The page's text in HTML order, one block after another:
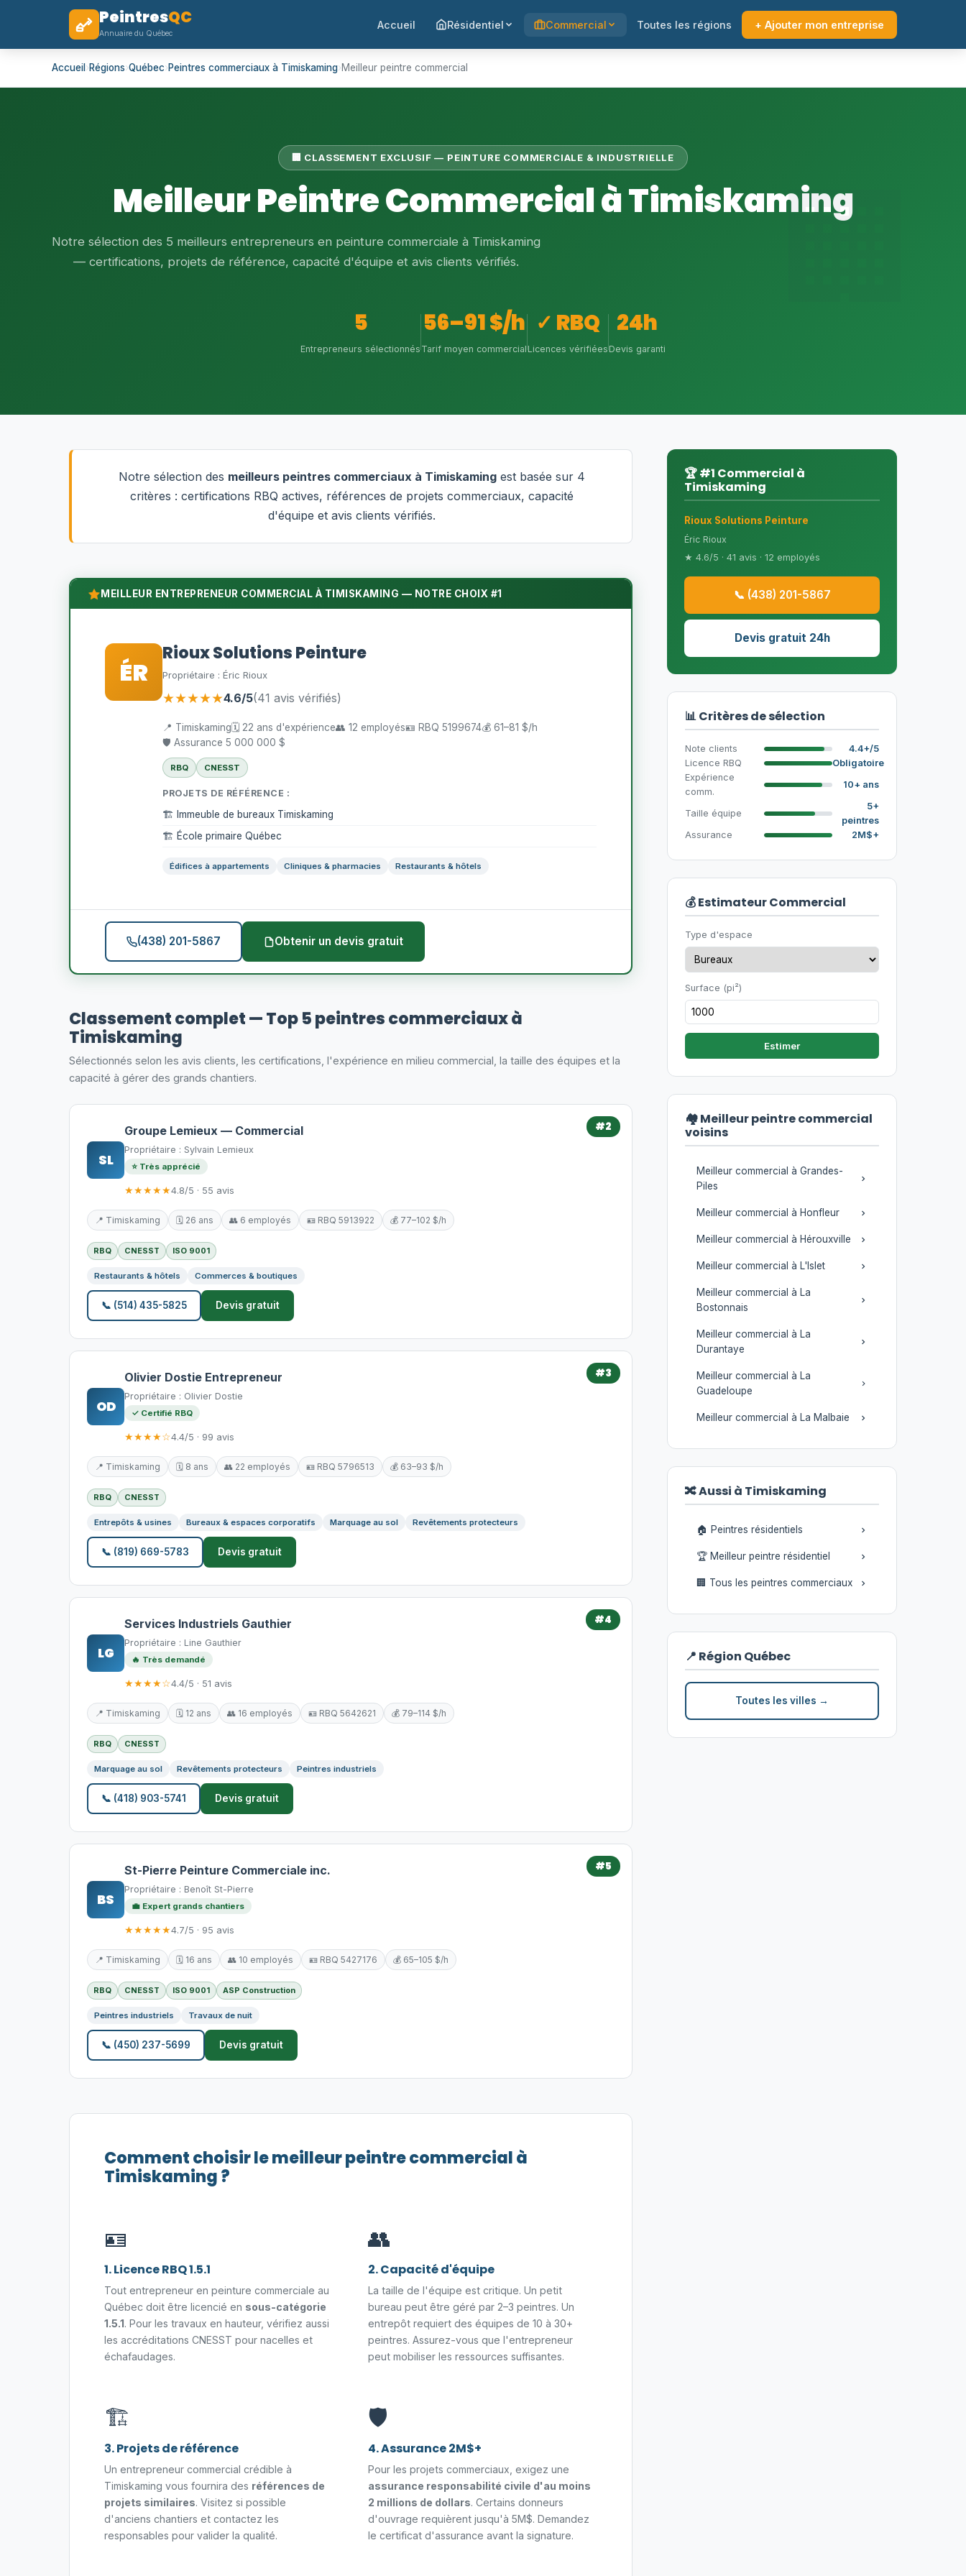
PeintresQC
Annuaire du Québec
Accueil Résidentiel Commercial Toutes les régions + Ajouter mon entreprise
Accueil ›Régions›Québec›Peintres commerciaux à Timiskaming›Meilleur peintre commercial
🏢 CLASSEMENT EXCLUSIF — PEINTURE COMMERCIALE & INDUSTRIELLE
Meilleur Peintre Commercial à Timiskaming
Notre sélection des 5 meilleurs entrepreneurs en peinture commerciale à Timiskaming
— certifications, projets de référence, capacité d'équipe et avis clients vérifiés.
5
Entrepreneurs sélectionnés
56–91 $/h
Tarif moyen commercial
✓ RBQ
Licences vérifiées
24h
Devis garanti
Notre sélection des meilleurs peintres commerciaux à Timiskaming est basée sur 4
critères : certifications RBQ actives, références de projets commerciaux, capacité
d'équipe et avis clients vérifiés.
MEILLEUR ENTREPRENEUR COMMERCIAL À TIMISKAMING — NOTRE CHOIX #1
ÉR
Rioux Solutions Peinture
Propriétaire : Éric Rioux
★★★★★4.6/5(41 avis vérifiés)
📍 Timiskaming🗓️ 22 ans d'expérience👥 12 employés🪪 RBQ 5199674💰 61–81 $/h
🛡️ Assurance 5 000 000 $
RBQ CNESST
PROJETS DE RÉFÉRENCE :
🏗️ Immeuble de bureaux Timiskaming
🏗️ École primaire Québec
Édifices à appartements Cliniques & pharmacies Restaurants & hôtels
(438) 201-5867 Obtenir un devis gratuit
Classement complet — Top 5 peintres commerciaux à
Timiskaming
Sélectionnés selon les avis clients, les certifications, l'expérience en milieu commercial, la taille des équipes et la
capacité à gérer des grands chantiers.
#2
SL
Groupe Lemieux — Commercial
Propriétaire : Sylvain Lemieux
⭐ Très apprécié
★★★★★4.8/5 · 55 avis
📍 Timiskaming 🗓️ 26 ans 👥 6 employés 🪪 RBQ 5913922 💰 77–102 $/h
RBQ CNESST ISO 9001
Restaurants & hôtels Commerces & boutiques
📞 (514) 435-5825 Devis gratuit
#3
OD
Olivier Dostie Entrepreneur
Propriétaire : Olivier Dostie
✓ Certifié RBQ
★★★★☆4.4/5 · 99 avis
📍 Timiskaming 🗓️ 8 ans 👥 22 employés 🪪 RBQ 5796513 💰 63–93 $/h
RBQ CNESST
Entrepôts & usines Bureaux & espaces corporatifs Marquage au sol Revêtements protecteurs
📞 (819) 669-5783 Devis gratuit
#4
LG
Services Industriels Gauthier
Propriétaire : Line Gauthier
🔥 Très demandé
★★★★☆4.4/5 · 51 avis
📍 Timiskaming 🗓️ 12 ans 👥 16 employés 🪪 RBQ 5642621 💰 79–114 $/h
RBQ CNESST
Marquage au sol Revêtements protecteurs Peintres industriels
📞 (418) 903-5741 Devis gratuit
#5
BS
St-Pierre Peinture Commerciale inc.
Propriétaire : Benoît St-Pierre
💼 Expert grands chantiers
★★★★★4.7/5 · 95 avis
📍 Timiskaming 🗓️ 16 ans 👥 10 employés 🪪 RBQ 5427176 💰 65–105 $/h
RBQ CNESST ISO 9001 ASP Construction
Peintres industriels Travaux de nuit
📞 (450) 237-5699 Devis gratuit
Comment choisir le meilleur peintre commercial à
Timiskaming ?
🪪
1. Licence RBQ 1.5.1
Tout entrepreneur en peinture commerciale au
Québec doit être licencié en sous-catégorie
1.5.1. Pour les travaux en hauteur, vérifiez aussi
les accréditations CNESST pour nacelles et
échafaudages.
👥
2. Capacité d'équipe
La taille de l'équipe est critique. Un petit
bureau peut être géré par 2–3 peintres. Un
entrepôt requiert des équipes de 10 à 30+
peintres. Assurez-vous que l'entrepreneur
peut mobiliser les ressources suffisantes.
🏗️
3. Projets de référence
Un entrepreneur commercial crédible à
Timiskaming vous fournira des références de
projets similaires. Visitez si possible
d'anciens chantiers et contactez les
responsables pour valider la qualité.
🛡️
4. Assurance 2M$+
Pour les projets commerciaux, exigez une
assurance responsabilité civile d'au moins
2 millions de dollars. Certains donneurs
d'ouvrage requièrent jusqu'à 5M$. Demandez
le certificat d'assurance avant la signature.
🏆 #1 Commercial à
Timiskaming
Rioux Solutions Peinture
Éric Rioux
★ 4.6/5 · 41 avis · 12 employés
📞 (438) 201-5867
Devis gratuit 24h
📊 Critères de sélection
Note clients
4.4+/5
Licence RBQ
Obligatoire
Expérience
comm.
10+ ans
Taille équipe
5+
peintres
Assurance
2M$+
💰 Estimateur Commercial
Type d'espace
Surface (pi²)
Estimer
🏘️ Meilleur peintre commercial
voisins
Meilleur commercial à Grandes-
Piles
Meilleur commercial à Honfleur
Meilleur commercial à Hérouxville
Meilleur commercial à L'Islet
Meilleur commercial à La
Bostonnais
Meilleur commercial à La
Durantaye
Meilleur commercial à La
Guadeloupe
Meilleur commercial à La Malbaie
🔀 Aussi à Timiskaming
🏠 Peintres résidentiels
🏆 Meilleur peintre résidentiel
🏢 Tous les peintres commerciaux
📍 Région Québec
Toutes les villes →